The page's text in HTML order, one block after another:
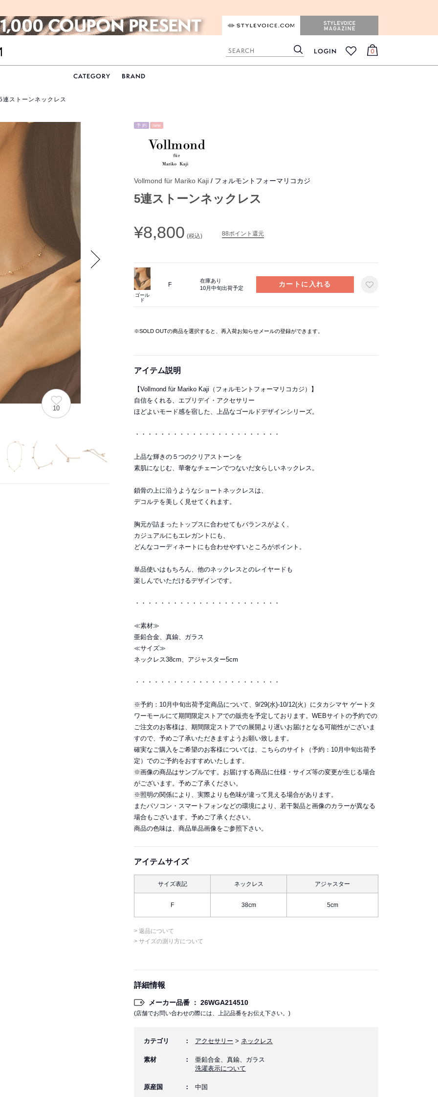
検
索
LOGIN
0
CATEGORY BRAND
ストーンネックレス
10
予 約 new
Vollmond für Mariko Kaji / フォルモントフォーマリコカジ
5連ストーンネックレス
¥8,800 (税込) 88ポイント還元
ゴール
ド
F
在庫あり
10月中旬出荷予定
※SOLD OUTの商品を選択すると、再入荷お知らせメールの登録ができます。
アイテム説明
【Vollmond für Mariko Kaji（フォルモントフォーマリコカジ）】
自信をくれる、エブリデイ・アクセサリー
ほどよいモード感を宿した、上品なゴールドデザインシリーズ。
・・・・・・・・・・・・・・・・・・・・・・・
上品な輝きの５つのクリアストーンを
素肌になじむ、華奢なチェーンでつないだ女らしいネックレス。
鎖骨の上に沿うようなショートネックレスは、
デコルテを美しく見せてくれます。
胸元が詰まったトップスに合わせてもバランスがよく、
カジュアルにもエレガントにも、
どんなコーディネートにも合わせやすいところがポイント。
単品使いはもちろん、他のネックレスとのレイヤードも
楽しんでいただけるデザインです。
・・・・・・・・・・・・・・・・・・・・・・・
≪素材≫
亜鉛合金、真鍮、ガラス
≪サイズ≫
ネックレス38cm、アジャスター5cm
・・・・・・・・・・・・・・・・・・・・・・・
※予約：10月中旬出荷予定商品について、9/29(水)-10/12(火）にタカシマヤ ゲートタ
ワーモールにて期間限定ストアでの販売を予定しております。WEBサイトの予約での
ご注文のお客様は、期間限定ストアでの展開より遅いお届けとなる可能性がございま
すので、予めご了承いただきますようお願い致します。
確実なご購入をご希望のお客様については、こちらのサイト（予約：10月中旬出荷予
定）でのご予約をおすすめいたします。
※画像の商品はサンプルです。お届けする商品に仕様・サイズ等の変更が生じる場合
がございます。予めご了承ください。
※照明の関係により、実際よりも色味が違って見える場合があります。
またパソコン・スマートフォンなどの環境により、若干製品と画像のカラーが異なる
場合もございます。予めご了承ください。
商品の色味は、商品単品画像をご参照下さい。
アイテムサイズ
サイズ表記 ネックレス アジャスター
F 38cm 5cm
> 返品について
> サイズの測り方について
詳細情報
メーカー品番 ： 26WGA214510
(店舗でお問い合わせの際には、上記品番をお伝え下さい。)
カテゴリ アクセサリー > ネックレス
素材
亜鉛合金、真鍮、ガラス
洗濯表示について
原産国 中国